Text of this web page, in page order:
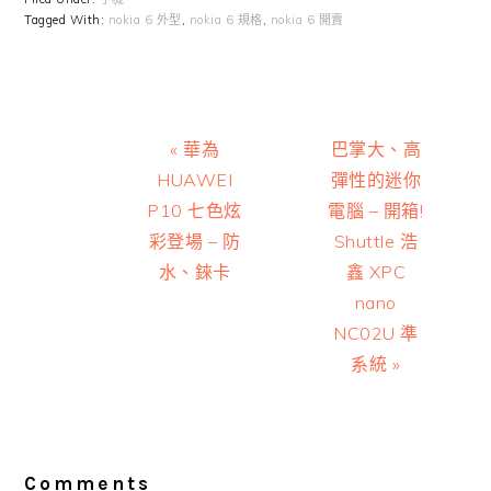
Tagged With: nokia 6 外型 , nokia 6 規格, nokia 6 開賣
Previous
Post:
« 華為
HUAWEI
P10 七色炫
彩登場 – 防
水、錸卡
Next
Post:
巴掌大、高
彈性的迷你
電腦 – 開箱!
Shuttle 浩
鑫 XPC
nano
NC02U 準
系統 »
Comments